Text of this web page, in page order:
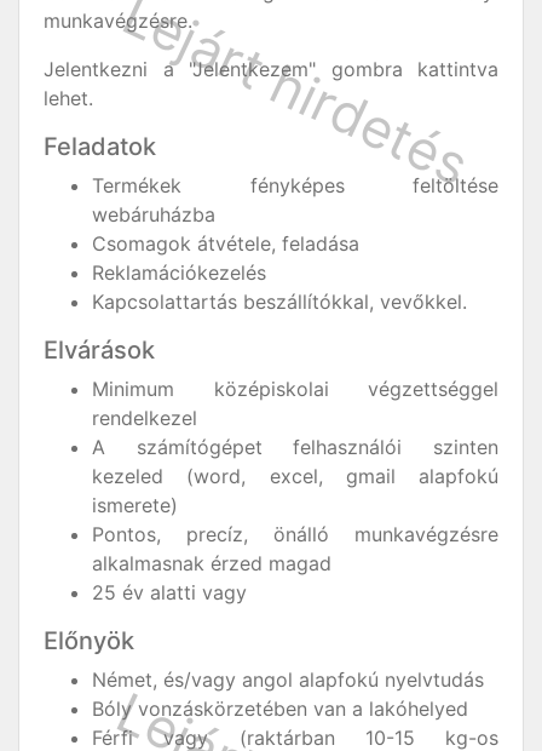
munkavégzésre.
Jelentkezni a "Jelentkezem" gombra kattintva
lehet.
Feladatok
Termékek fényképes feltöltése
webáruházba
Csomagok átvétele, feladása
Reklamációkezelés
Kapcsolattartás beszállítókkal, vevőkkel.
Elvárások
Minimum középiskolai végzettséggel
rendelkezel
A számítógépet felhasználói szinten
kezeled (word, excel, gmail alapfokú
ismerete)
Pontos, precíz, önálló munkavégzésre
alkalmasnak érzed magad
25 év alatti vagy
Előnyök
Német, és/vagy angol alapfokú nyelvtudás
Bóly vonzáskörzetében van a lakóhelyed
Férfi vagy (raktárban 10-15 kg-os